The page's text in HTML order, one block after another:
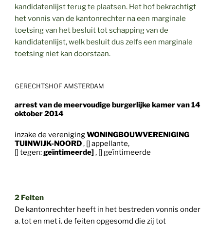
kandidatenlijst terug te plaatsen. Het hof bekrachtigt
het vonnis van de kantonrechter na een marginale
toetsing van het besluit tot schapping van de
kandidatenlijst, welk besluit dus zelfs een marginale
toetsing niet kan doorstaan.
GERECHTSHOF AMSTERDAM
arrest van de meervoudige burgerlijke kamer van 14
oktober 2014
inzake de verenigingWONINGBOUWVERENIGING
TUINWIJK-NOORD, [] appellante,
[] tegen:geïntimeerde] , [] geïntimeerde
2 Feiten
De kantonrechter heeft in het bestreden vonnis onder
a. tot en met i. de feiten opgesomd die zij tot